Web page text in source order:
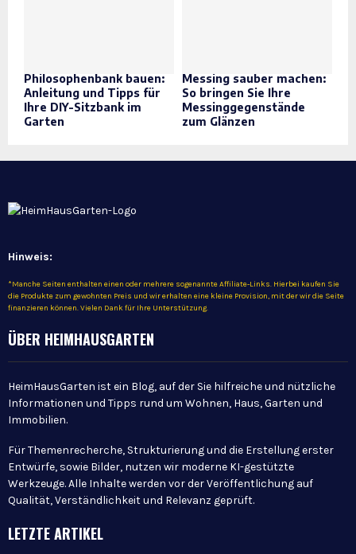
Philosophenbank bauen:
Anleitung und Tipps für
Ihre DIY-Sitzbank im
Garten
Messing sauber machen:
So bringen Sie Ihre
Messinggegenstände
zum Glänzen
Hinweis:
*Manche Seiten enthalten einen oder mehrere sogenannte Affiliate-Links. Hierbei kaufen Sie
die Produkte zum gewohnten Preis und wir erhalten eine kleine Provision, mit der wir die Seite
finanzieren können. Vielen Dank für Ihre Unterstützung.
ÜBER HEIMHAUSGARTEN
HeimHausGarten ist ein Blog, auf der Sie hilfreiche und nützliche
Informationen und Tipps rund um Wohnen, Haus, Garten und
Immobilien.
Für Themenrecherche, Strukturierung und die Erstellung erster
Entwürfe, sowie Bilder, nutzen wir moderne KI-gestützte
Werkzeuge. Alle Inhalte werden vor der Veröffentlichung auf
Qualität, Verständlichkeit und Relevanz geprüft.
LETZTE ARTIKEL